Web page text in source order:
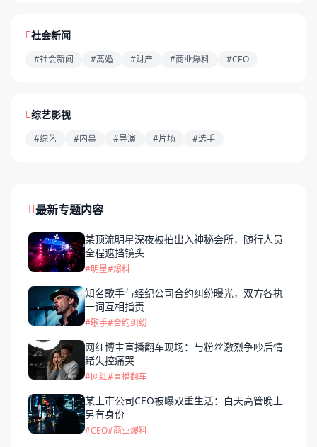
社会新闻
#社会新闻 #离婚 #财产 #商业爆料 #CEO
综艺影视
#综艺 #内幕 #导演 #片场 #选手
最新专题内容
某顶流明星深夜被拍出入神秘会所，随行人员
全程遮挡镜头
#明星#爆料
知名歌手与经纪公司合约纠纷曝光，双方各执
一词互相指责
#歌手#合约纠纷
网红博主直播翻车现场：与粉丝激烈争吵后情
绪失控痛哭
#网红#直播翻车
某上市公司CEO被曝双重生活：白天高管晚上
另有身份
#CEO#商业爆料